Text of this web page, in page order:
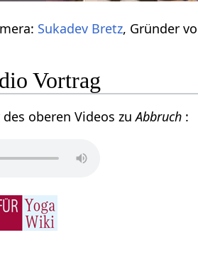
Sukadev Bretz, Gründer
Vortrag
oberen Videos zuAbbruch :